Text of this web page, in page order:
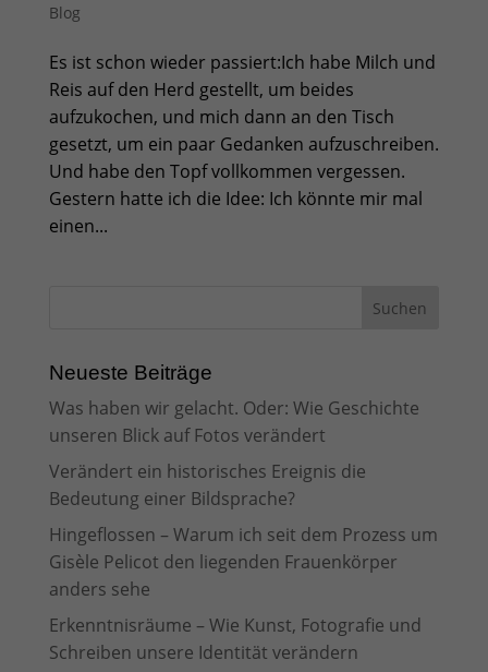
Blog
Es ist schon wieder passiert:Ich habe Milch und
Reis auf den Herd gestellt, um beides
aufzukochen, und mich dann an den Tisch
gesetzt, um ein paar Gedanken aufzuschreiben.
Und habe den Topf vollkommen vergessen.
Gestern hatte ich die Idee: Ich könnte mir mal
einen...
Neueste Beiträge
Was haben wir gelacht. Oder: Wie Geschichte
unseren Blick auf Fotos verändert
Verändert ein historisches Ereignis die
Bedeutung einer Bildsprache?
Hingeflossen – Warum ich seit dem Prozess um
Gisèle Pelicot den liegenden Frauenkörper
anders sehe
Erkenntnisräume – Wie Kunst, Fotografie und
Schreiben unsere Identität verändern